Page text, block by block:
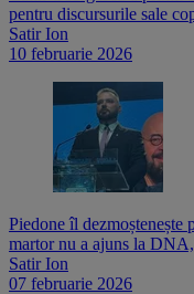
pentru discursurile sale
Satir Ion
10 februarie 2026
Piedone îl dezmoștenește
martor nu a ajuns la
Satir Ion
07 februarie 2026